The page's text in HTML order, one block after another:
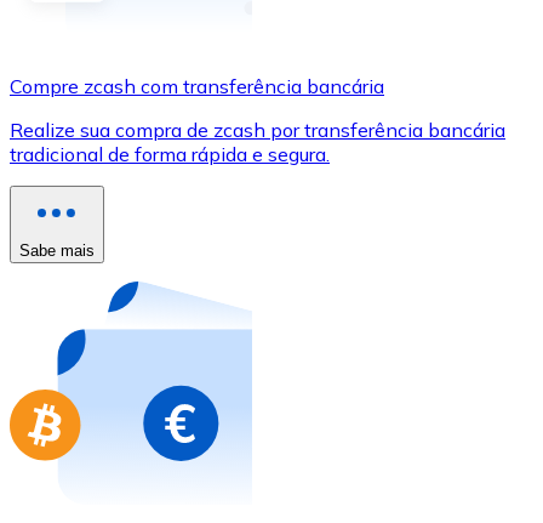
Use cartões Visa e Mastercard para comprar
Comprar com cartão
Compre cartões-presente das suas marcas favoritas
Ir para a loja de cartões-presente
Compre zcash com transferência bancária
Realize sua compra de zcash por transferência bancária
tradicional de forma rápida e segura.
Sabe mais